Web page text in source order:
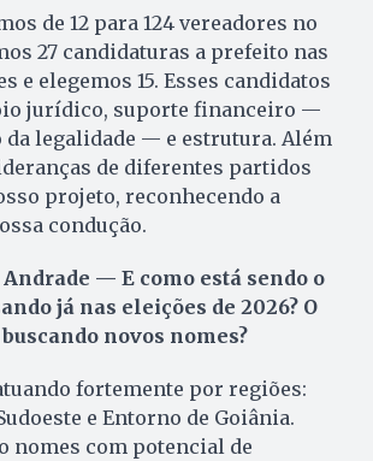
de 12 para 124 vereadores no
27 candidaturas a prefeito nas
e elegemos 15. Esses candidatos
jurídico, suporte financeiro —
da legalidade — e estrutura. Além
de diferentes partidos
projeto, reconhecendo a
condução.
— E como está sendo o
já nas eleições de 2026? O
novos nomes?
fortemente por regiões:
e Entorno de Goiânia.
nomes com potencial de